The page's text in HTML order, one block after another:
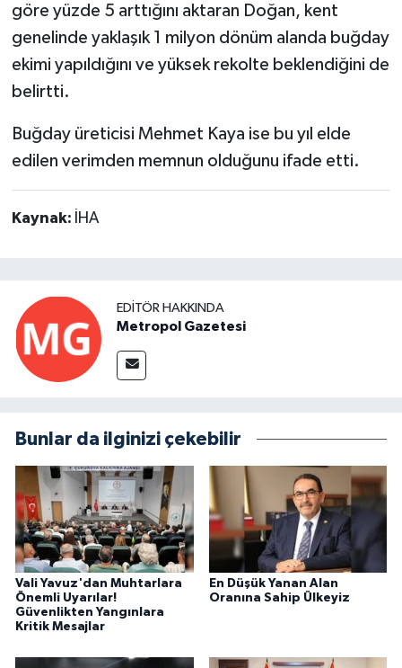
göre yüzde 5 arttığını aktaran Doğan, kent
genelinde yaklaşık 1 milyon dönüm alanda buğday
ekimi yapıldığını ve yüksek rekolte beklendiğini de
belirtti.
Buğday üreticisi Mehmet Kaya ise bu yıl elde
edilen verimden memnun olduğunu ifade etti.
Kaynak: İHA
EDITÖR HAKKINDA
Metropol Gazetesi
Bunlar da ilginizi çekebilir
Vali Yavuz'dan Muhtarlara
Önemli Uyarılar!
Güvenlikten Yangınlara
Kritik Mesajlar
En Düşük Yanan Alan
Oranına Sahip Ülkeyiz